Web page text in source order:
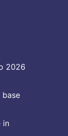
2026
base
in